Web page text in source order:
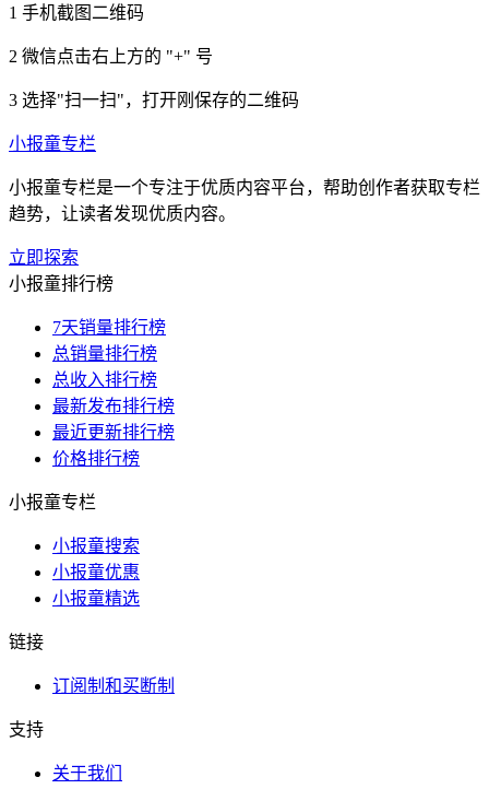
1 手机截图二维码
2 微信点击右上方的 "+" 号
3 选择"扫一扫"，打开刚保存的二维码
小报童专栏
小报童专栏是一个专注于优质内容平台，帮助创作者获取专栏
趋势，让读者发现优质内容。
立即探索
小报童排行榜
7天销量排行榜
总销量排行榜
总收入排行榜
最新发布排行榜
最近更新排行榜
价格排行榜
小报童专栏
小报童搜索
小报童优惠
小报童精选
链接
订阅制和买断制
支持
关于我们